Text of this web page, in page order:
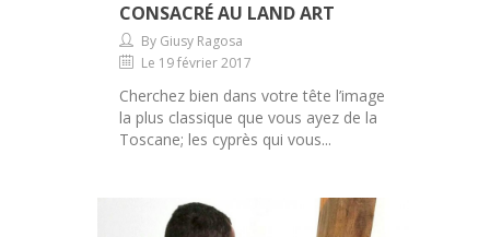
CONSACRÉ AU LAND ART
By Giusy Ragosa
Le 19 février 2017
Cherchez bien dans votre tête l’image
la plus classique que vous ayez de la
Toscane; les cyprès qui vous...